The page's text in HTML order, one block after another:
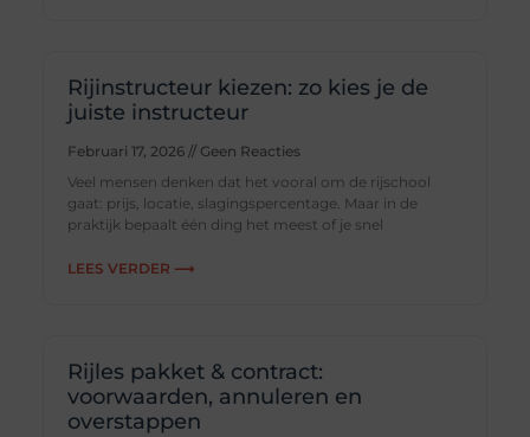
Rijinstructeur kiezen: zo kies je de
juiste instructeur
Februari 17, 2026
Geen Reacties
Veel mensen denken dat het vooral om de rijschool
gaat: prijs, locatie, slagingspercentage. Maar in de
praktijk bepaalt één ding het meest of je snel
LEES VERDER ⟶
Rijles pakket & contract:
voorwaarden, annuleren en
overstappen